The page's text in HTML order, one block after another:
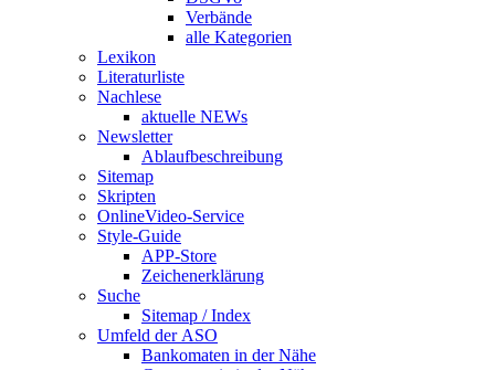
Verbände
alle Kategorien
Lexikon
Literaturliste
Nachlese
aktuelle NEWs
Newsletter
Ablaufbeschreibung
Sitemap
Skripten
OnlineVideo-Service
Style-Guide
APP-Store
Zeichenerklärung
Suche
Sitemap / Index
Umfeld der ASO
Bankomaten in der Nähe